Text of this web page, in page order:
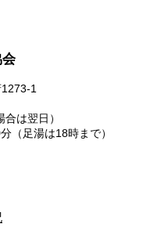
1
は翌日）
（足湯は18時まで）